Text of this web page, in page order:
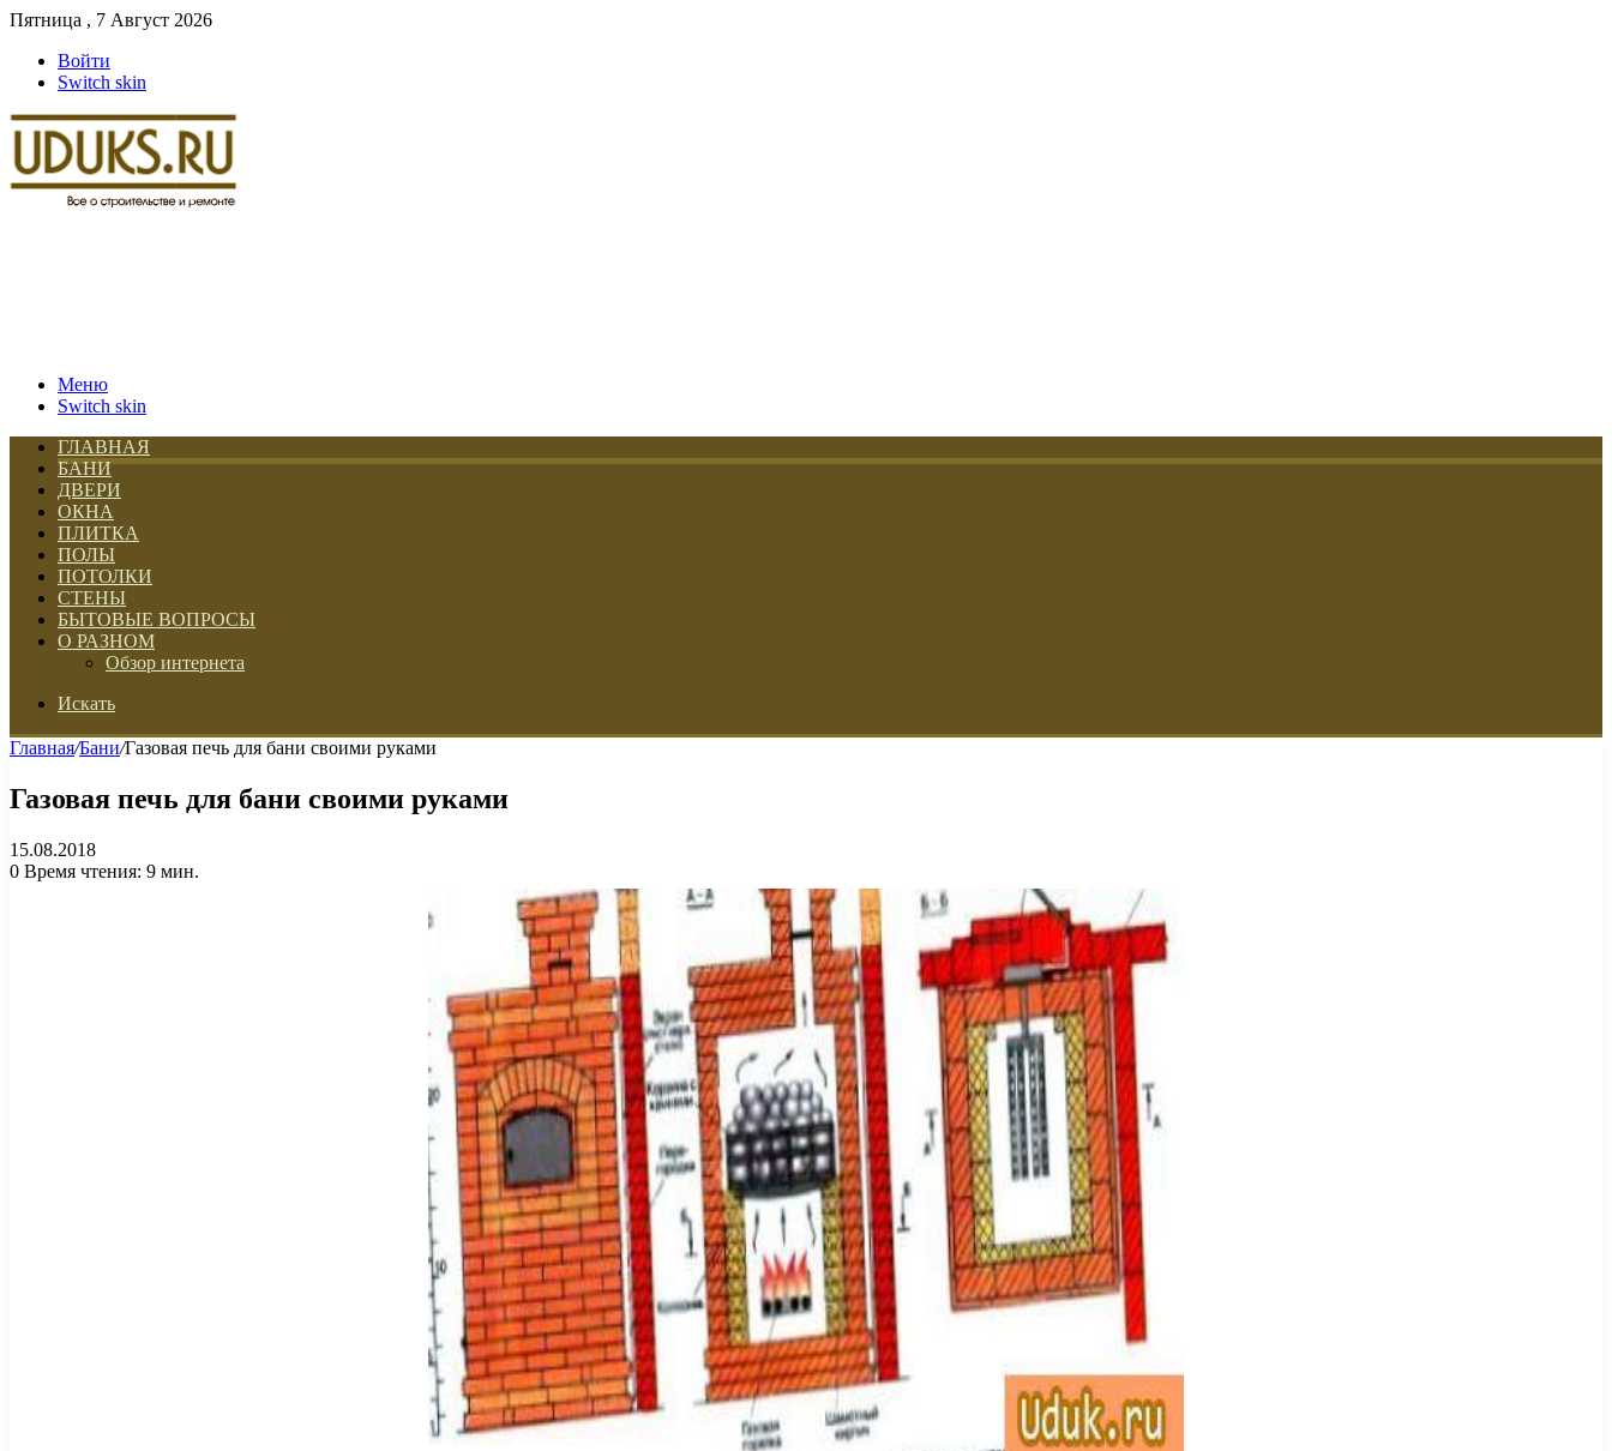
Пятница , 7 Август 2026
Войти
Switch skin
Меню
Switch skin
ГЛАВНАЯ
БАНИ
ДВЕРИ
ОКНА
ПЛИТКА
ПОЛЫ
ПОТОЛКИ
СТЕНЫ
БЫТОВЫЕ ВОПРОСЫ
О РАЗНОМ
Обзор интернета
Искать
Главная/Бани/Газовая печь для бани своими руками
Газовая печь для бани своими руками
15.08.2018
0 Время чтения: 9 мин.